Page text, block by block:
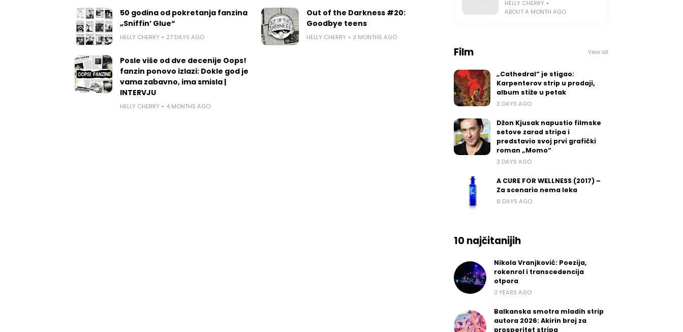
50 godina od pokretanja fanzina
„Sniffin’ Glue“
HELLY CHERRY 27 DAYS AGO
Out of the Darkness #20:
Goodbye teens
HELLY CHERRY 3 MONTHS AGO
Posle više od dve decenije Oops!
fanzin ponovo izlazi: Dokle god je
vama zabavno, ima smisla |
INTERVJU
HELLY CHERRY 4 MONTHS AGO
HELLY CHERRY
ABOUT A MONTH AGO
Film View all
„Cathedral“ je stigao:
Karpenterov strip u prodaji,
album stiže u petak
3 DAYS AGO
Džon Kjusak napustio filmske
setove zarad stripa i
predstavio svoj prvi grafički
roman „Momo“
3 DAYS AGO
A CURE FOR WELLNESS (2017) –
Za scenario nema leka
8 DAYS AGO
10 najčitanijih
Nikola Vranjković: Poezija,
rokenrol i transcedencija
otpora
3 YEARS AGO
Balkanska smotra mladih strip
autora 2026: Akirin broj za
prosperitet stripa